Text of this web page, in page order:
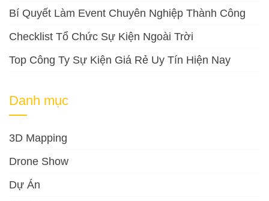
Bí Quyết Làm Event Chuyên Nghiệp Thành Công
Checklist Tổ Chức Sự Kiện Ngoài Trời
Top Công Ty Sự Kiện Giá Rẻ Uy Tín Hiện Nay
Danh mục
3D Mapping
Drone Show
Dự Án